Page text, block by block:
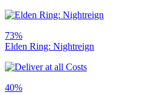
73%
Elden Ring: Nightreign
40%